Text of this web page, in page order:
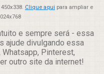
Clique aqui para ampliar e
e sempre será - essa
ajude divulgando essa
Pinterest,
outro site da internet!